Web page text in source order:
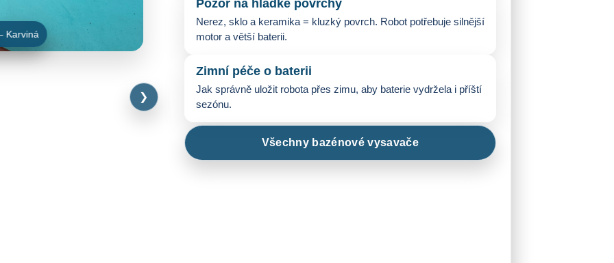
Mammotion Spino E1 – Praha
❯
Pozor na hladké povrchy
Nerez, sklo a keramika = kluzký povrch. Robot potřebuje silnější
motor a větší baterii.
Zimní péče o baterii
Jak správně uložit robota přes zimu, aby baterie vydržela i příští
sezónu.
Všechny bazénové vysavače